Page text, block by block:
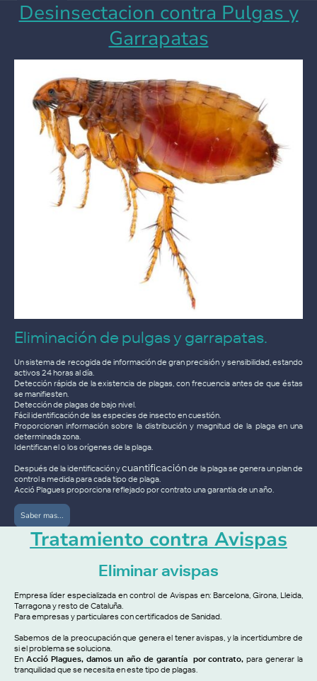
Desinsectacion contra Pulgas y
Garrapatas
Eliminación de pulgas y garrapatas.
Un sistema de recogida de información de gran precisión y sensibilidad, estando
activos 24 horas al día.
Detección rápida de la existencia de plagas, con frecuencia antes de que éstas
se manifiesten.
Detección de plagas de bajo nivel.
Fácil identificación de las especies de insecto en cuestión.
Proporcionan información sobre la distribución y magnitud de la plaga en una
determinada zona.
Identifican el o los orígenes de la plaga.
Después de la identificación ycuantificaciónde la plaga se genera un plan de
control a medida para cada tipo de plaga.
Acció Plagues proporciona reflejado por contrato una garantia de un año.
Saber mas...
Tratamiento contra Avispas
Eliminar avispas
Empresa líder especializada en control de Avispas en: Barcelona, Girona, Lleida,
Tarragona y resto de Cataluña.
Para empresas y particulares con certificados de Sanidad.
Sabemos de la preocupación que genera el tener avispas, y la incertidumbre de
si el problema se soluciona.
En Acció Plagues, damos un año de garantía por contrato, para generar la
tranquilidad que se necesita en este tipo de plagas.